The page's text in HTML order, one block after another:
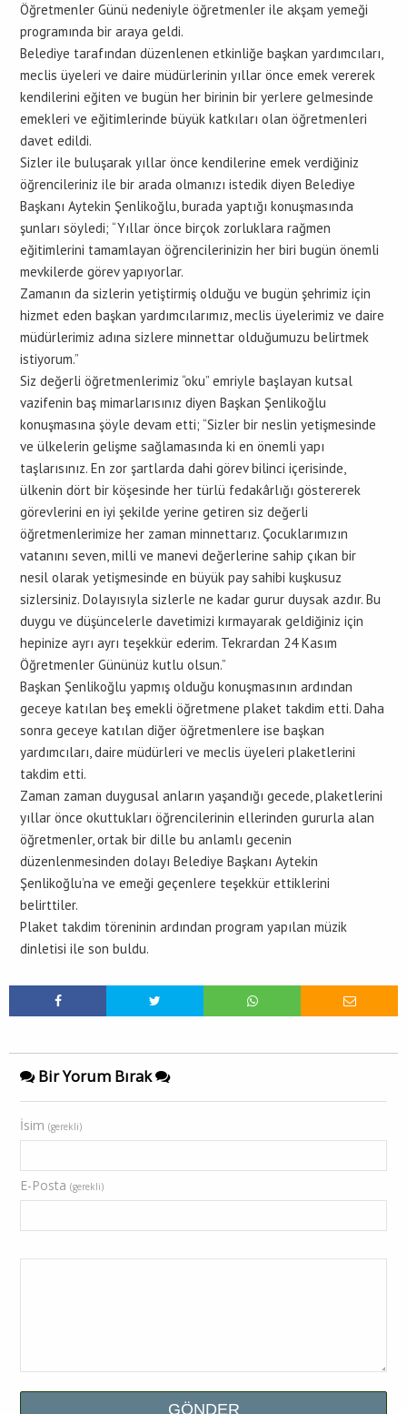
Öğretmenler Günü nedeniyle öğretmenler ile akşam yemeği
programında bir araya geldi.
Belediye tarafından düzenlenen etkinliğe başkan yardımcıları,
meclis üyeleri ve daire müdürlerinin yıllar önce emek vererek
kendilerini eğiten ve bugün her birinin bir yerlere gelmesinde
emekleri ve eğitimlerinde büyük katkıları olan öğretmenleri
davet edildi.
Sizler ile buluşarak yıllar önce kendilerine emek verdiğiniz
öğrencileriniz ile bir arada olmanızı istedik diyen Belediye
Başkanı Aytekin Şenlikoğlu, burada yaptığı konuşmasında
şunları söyledi; “Yıllar önce birçok zorluklara rağmen
eğitimlerini tamamlayan öğrencilerinizin her biri bugün önemli
mevkilerde görev yapıyorlar.
Zamanın da sizlerin yetiştirmiş olduğu ve bugün şehrimiz için
hizmet eden başkan yardımcılarımız, meclis üyelerimiz ve daire
müdürlerimiz adına sizlere minnettar olduğumuzu belirtmek
istiyorum.”
Siz değerli öğretmenlerimiz “oku” emriyle başlayan kutsal
vazifenin baş mimarlarısınız diyen Başkan Şenlikoğlu
konuşmasına şöyle devam etti; “Sizler bir neslin yetişmesinde
ve ülkelerin gelişme sağlamasında ki en önemli yapı
taşlarısınız. En zor şartlarda dahi görev bilinci içerisinde,
ülkenin dört bir köşesinde her türlü fedakârlığı göstererek
görevlerini en iyi şekilde yerine getiren siz değerli
öğretmenlerimize her zaman minnettarız. Çocuklarımızın
vatanını seven, milli ve manevi değerlerine sahip çıkan bir
nesil olarak yetişmesinde en büyük pay sahibi kuşkusuz
sizlersiniz. Dolayısıyla sizlerle ne kadar gurur duysak azdır. Bu
duygu ve düşüncelerle davetimizi kırmayarak geldiğiniz için
hepinize ayrı ayrı teşekkür ederim. Tekrardan 24 Kasım
Öğretmenler Gününüz kutlu olsun.”
Başkan Şenlikoğlu yapmış olduğu konuşmasının ardından
geceye katılan beş emekli öğretmene plaket takdim etti. Daha
sonra geceye katılan diğer öğretmenlere ise başkan
yardımcıları, daire müdürleri ve meclis üyeleri plaketlerini
takdim etti.
Zaman zaman duygusal anların yaşandığı gecede, plaketlerini
yıllar önce okuttukları öğrencilerinin ellerinden gururla alan
öğretmenler, ortak bir dille bu anlamlı gecenin
düzenlenmesinden dolayı Belediye Başkanı Aytekin
Şenlikoğlu’na ve emeği geçenlere teşekkür ettiklerini
belirttiler.
Plaket takdim töreninin ardından program yapılan müzik
dinletisi ile son buldu.
Bir Yorum Bırak
İsim (gerekli)
E-Posta (gerekli)